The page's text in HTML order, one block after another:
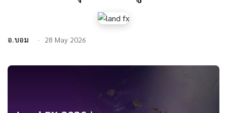
อ.บอม 28 May 2026